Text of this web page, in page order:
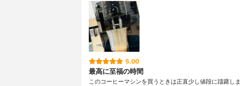
5.00
最高に至福の時間
このコーヒーマシンを買うときは正直少し値段に躊躇しま